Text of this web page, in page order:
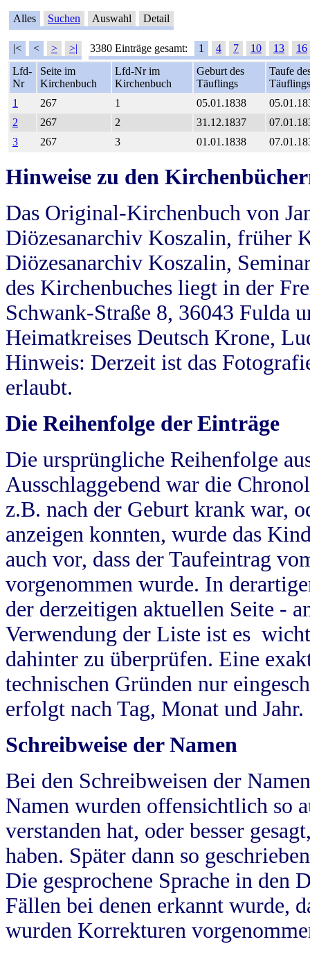
Alles Suchen Auswahl Detail
|< < > >| 3380 Einträge gesamt: 1 4 7 10 13
16
Lfd-
Nr
Seite im
Kirchenbuch
Lfd-Nr im
Kirchenbuch
Geburt des
Täuflings
Taufe
Täuflings
1
267 1 05.01.1838
2
267 2 31.12.1837
3
267 3 01.01.1838
Hinweise zu den
Das Original-Kirchenbuch von
Diözesanarchiv Koszalin, früher
Diözesanarchiv Koszalin,
des Kirchenbuches liegt in der
Schwank-Straße 8, 36043 Fulda
Heimatkreises Deutsch Krone,
Hinweis: Derzeit ist das
erlaubt.
Die Reihenfolge der Einträge
Die ursprüngliche Reihenfolge
Ausschlaggebend war die
z.B. nach der Geburt krank war,
anzeigen konnten, wurde das
auch vor, dass der Taufeintrag
vorgenommen wurde. In
der derzeitigen aktuellen Seite -
Verwendung der Liste ist es
dahinter zu überprüfen. Eine
technischen Gründen nur
erfolgt nach Tag, Monat und Jahr.
Schreibweise der Namen
Bei den Schreibweisen der
Namen wurden offensichtlich so
verstanden hat, oder besser
haben. Später dann so
Die gesprochene Sprache in
Fällen bei denen erkannt wurde,
wurden Korrekturen